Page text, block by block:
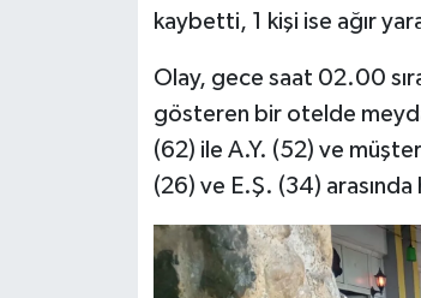
kaybetti, 1 kişi ise ağır
Olay, gece saat 02.00
gösteren bir otelde
(62) ile A.Y. (52) ve
(26) ve E.Ş. (34)